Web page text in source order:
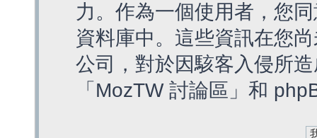
力。作為一個使用者，您
資料庫中。這些資訊在您
公司，對於因駭客入侵所
「MozTW 討論區」和